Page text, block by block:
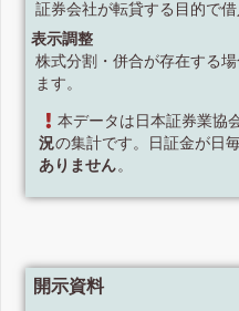
証券会社が転貸する目的で借
表示調整
株式分割・併合が存在する
ます。
本データは日本証券業協
況の集計です。日証金が日
ありません 。
開示資料